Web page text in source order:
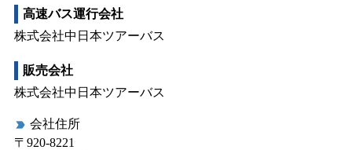
高速バス運行会社
株式会社中日本ツアーバス
販売会社
株式会社中日本ツアーバス
label_important 会社住所
〒920-8221